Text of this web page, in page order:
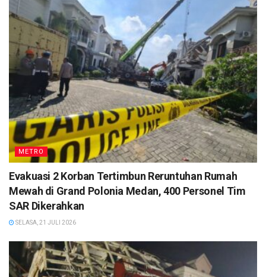
METRO
Evakuasi 2 Korban Tertimbun Reruntuhan Rumah
Mewah di Grand Polonia Medan, 400 Personel Tim
SAR Dikerahkan
SELASA, 21 JULI 2026